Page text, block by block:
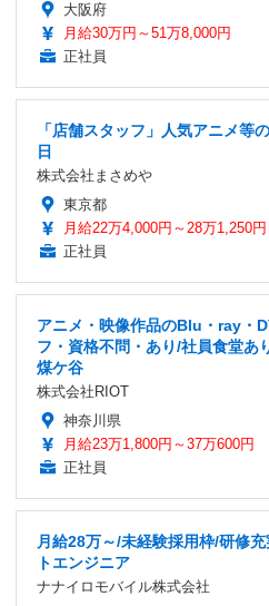
大阪府
月給30万円～51万8,000円
正社員
「店舗スタッフ」人気アニメ等
日
株式会社まさめや
東京都
月給22万4,000円～28万1,250円
正社員
アニメ・映像作品のBlu・ray・
フ・資格不問・あり/社員食堂あ
煤ケ谷
株式会社RIOT
神奈川県
月給23万1,800円～37万600円
正社員
月給28万～/未経験採用枠/研修
トエンジニア
ナナイロモバイル株式会社